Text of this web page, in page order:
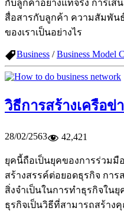
กับลูกค้าอย่างแท้จริง การเ
สื่อสารกับลูกค้า ความสัมพัน
ของเราเป็นอย่างไร
Business /Business Model
วิธีการสร้างเครือข่
28/02/2563 42,421
ยุคนี้ถือเป็นยุคของการร่วมมือ
สร้างสรรค์ต่อยอดธุรกิจ การ
สิ่งจำเป็นในการทำธุรกิจใน
ธุรกิจเป็นวิธีที่สามารถสร้าง